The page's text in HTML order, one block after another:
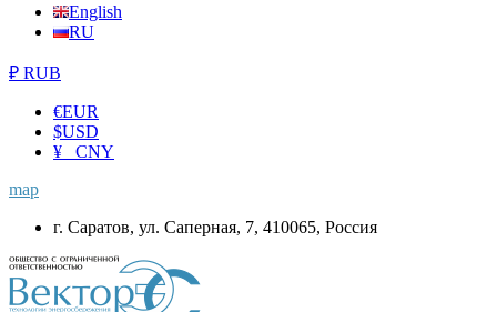
English
RU
₽ RUB
€EUR
$USD
¥ CNY
map
г. Саратов, ул. Саперная, 7, 410065, Россия